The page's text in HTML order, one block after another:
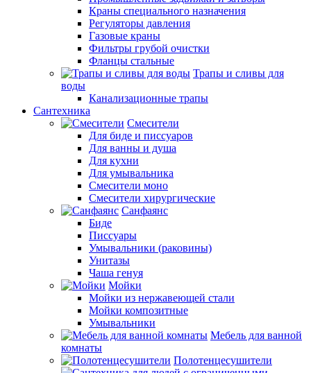
Краны специального назначения
Регуляторы давления
Газовые краны
Фильтры грубой очистки
Фланцы стальные
Трапы и сливы для
воды
Канализационные трапы
Сантехника
Смесители
Для биде и писсуаров
Для ванны и душа
Для кухни
Для умывальника
Смесители моно
Смесители хирургические
Санфаянс
Биде
Писсуары
Умывальники (раковины)
Унитазы
Чаша генуя
Мойки
Мойки из нержавеющей стали
Мойки композитные
Умывальники
Мебель для ванной
комнаты
Полотенцесушители